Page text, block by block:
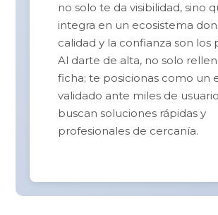
no solo te da visibilidad, sino
integra en un ecosistema
calidad y la confianza son los
Al darte de alta, no solo
ficha; te posicionas como un
validado ante miles de
buscan soluciones rápidas y
profesionales de cercanía.